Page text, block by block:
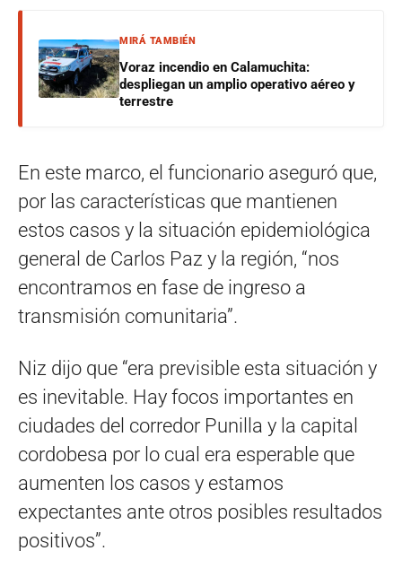
MIRÁ TAMBIÉN
Voraz incendio en Calamuchita:
despliegan un amplio operativo aéreo y
terrestre
En este marco, el funcionario aseguró que,
por las características que mantienen
estos casos y la situación epidemiológica
general de Carlos Paz y la región, “nos
encontramos en fase de ingreso a
transmisión comunitaria”.
Niz dijo que “era previsible esta situación y
es inevitable. Hay focos importantes en
ciudades del corredor Punilla y la capital
cordobesa por lo cual era esperable que
aumenten los casos y estamos
expectantes ante otros posibles resultados
positivos”.